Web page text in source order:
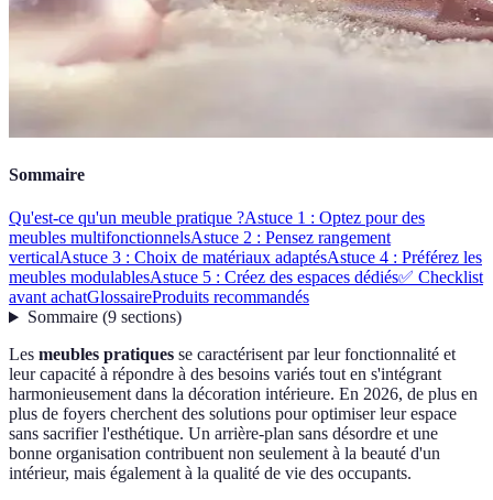
Sommaire
Qu'est-ce qu'un meuble pratique ?Astuce 1 : Optez pour des
meubles multifonctionnelsAstuce 2 : Pensez rangement
verticalAstuce 3 : Choix de matériaux adaptésAstuce 4 : Préférez les
meubles modulablesAstuce 5 : Créez des espaces dédiés✅ Checklist
avant achatGlossaireProduits recommandés
Sommaire(9 sections)
Les meubles pratiques se caractérisent par leur fonctionnalité et
leur capacité à répondre à des besoins variés tout en s'intégrant
harmonieusement dans la décoration intérieure. En 2026, de plus en
plus de foyers cherchent des solutions pour optimiser leur espace
sans sacrifier l'esthétique. Un arrière-plan sans désordre et une
bonne organisation contribuent non seulement à la beauté d'un
intérieur, mais également à la qualité de vie des occupants.